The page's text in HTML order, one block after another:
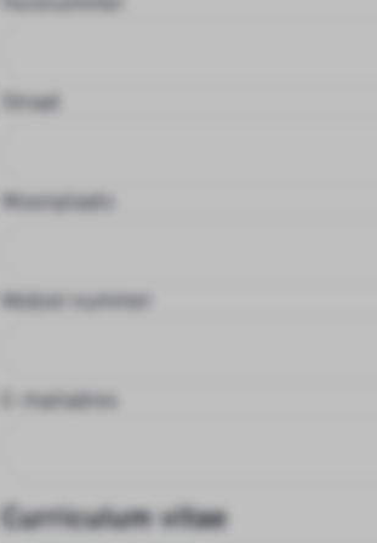
Straat
Woonplaats
Mobiel nummer
E-mailadres
Curriculum vitae